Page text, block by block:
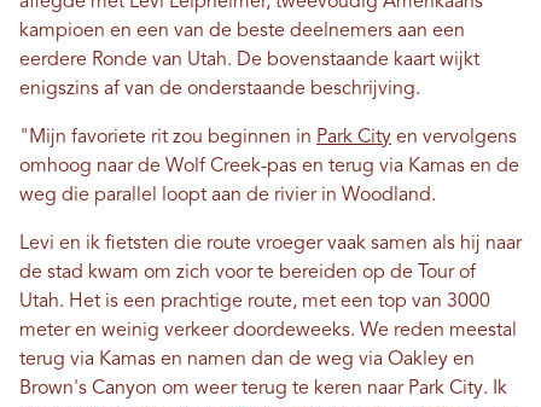
kampioen en een van de beste deelnemers aan een
eerdere Ronde van Utah. De bovenstaande kaart wijkt
enigszins af van de onderstaande beschrijving.
"Mijn favoriete rit zou beginnen in Park City en vervolgens
omhoog naar de Wolf Creek-pas en terug via Kamas en de
weg die parallel loopt aan de rivier in Woodland.
Levi en ik fietsten die route vroeger vaak samen als hij naar
de stad kwam om zich voor te bereiden op de Tour of
Utah. Het is een prachtige route, met een top van 3000
meter en weinig verkeer doordeweeks. We reden meestal
terug via Kamas en namen dan de weg via Oakley en
Brown's Canyon om weer terug te keren naar Park City. Ik